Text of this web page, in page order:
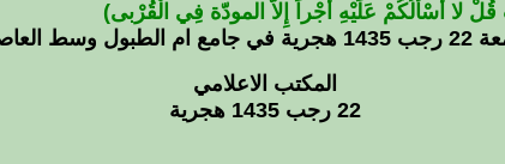
قمة
في
لا أَسْألُكُمْ عَلَيْهِ أَجْراً إِلاَّ المودّة فِي الْقُرْبى)
المكتب الاعلامي
22 رجب 1435 هجرية